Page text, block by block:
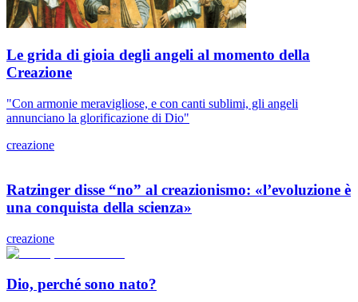
Le grida di gioia degli angeli al momento della
Creazione
"Con armonie meravigliose, e con canti sublimi, gli angeli
annunciano la glorificazione di Dio"
creazione
Ratzinger disse “no” al creazionismo: «l’evoluzione è
una conquista della scienza»
creazione
Dio, perché sono nato?